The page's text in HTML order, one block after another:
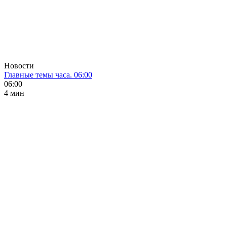
Новости
Главные темы часа. 06:00
06:00
4 мин